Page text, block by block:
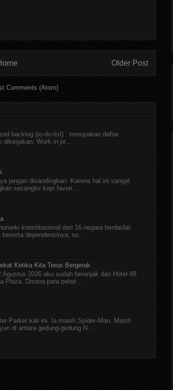
Older Post
Comments (Atom)
backlog (to-do-list) : merupakan daftar
Work in pr...
jangan disandingkan. Karena hal ini sangat
secangkir kopi favori...
konstitusional dari 16 negara berdaulat
dependensinya, se...
Ketika Kita Terus Bergerak
2026 aku sudah beranjak dari Hotel 88
Plaza. Disana para pelari ...
Parker kali ini. Ia masih Spider-Man. Masih
di antara gedung-gedung N...